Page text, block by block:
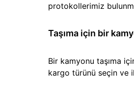
protokollerimiz
Taşıma için bir
Bir kamyonu taşıma
kargo türünü seçin ve